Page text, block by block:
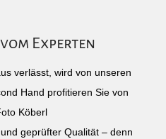
Experten
verlässt, wird von unseren
Hand profitieren Sie von
Köberl
geprüfter Qualität – denn